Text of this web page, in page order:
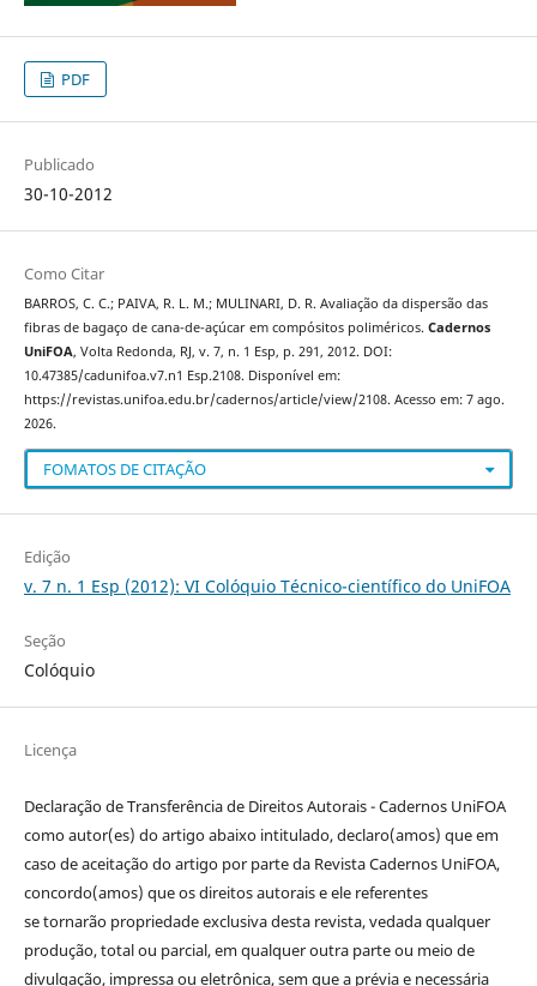
PDF
Publicado
30-10-2012
Como Citar
BARROS, C. C.; PAIVA, R. L. M.; MULINARI, D. R. Avaliação da dispersão das
fibras de bagaço de cana-de-açúcar em compósitos poliméricos. Cadernos
UniFOA, Volta Redonda, RJ, v. 7, n. 1 Esp, p. 291, 2012. DOI:
10.47385/cadunifoa.v7.n1 Esp.2108. Disponível em:
https://revistas.unifoa.edu.br/cadernos/article/view/2108. Acesso em: 7 ago.
2026.
FOMATOS DE CITAÇÃO
Edição
v. 7 n. 1 Esp (2012): VI Colóquio Técnico-científico do UniFOA
Seção
Colóquio
Licença
Declaração de Transferência de Direitos Autorais - Cadernos UniFOA
como autor(es) do artigo abaixo intitulado, declaro(amos) que em
caso de aceitação do artigo por parte da Revista Cadernos UniFOA,
concordo(amos) que os direitos autorais e ele referentes
se tornarão propriedade exclusiva desta revista, vedada qualquer
produção, total ou parcial, em qualquer outra parte ou meio de
divulgação, impressa ou eletrônica, sem que a prévia e necessária